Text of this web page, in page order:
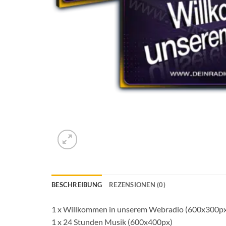
BESCHREIBUNG REZENSIONEN (0)
1 x Willkommen in unserem Webradio
1 x 24 Stunden Musik (600x400px)